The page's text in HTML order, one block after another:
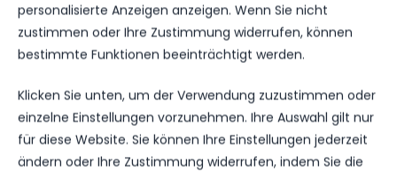
personalisierte Anzeigen anzeigen. Wenn Sie nicht
zustimmen oder Ihre Zustimmung widerrufen, können
bestimmte Funktionen beeinträchtigt werden.
Klicken Sie unten, um der Verwendung zuzustimmen oder
einzelne Einstellungen vorzunehmen. Ihre Auswahl gilt nur
für diese Website. Sie können Ihre Einstellungen jederzeit
ändern oder Ihre Zustimmung widerrufen, indem Sie die
WEITERE MELDUNGEN
DAS KÖNNTE DICH
AUCH INTERESSIEREN.
1.MÄNNER